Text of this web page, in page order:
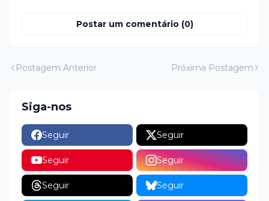
Postar um comentário (0)
Postagem Anterior Próxima Postagem
Siga-nos
Seguir Seguir
Seguir Seguir
Seguir Seguir